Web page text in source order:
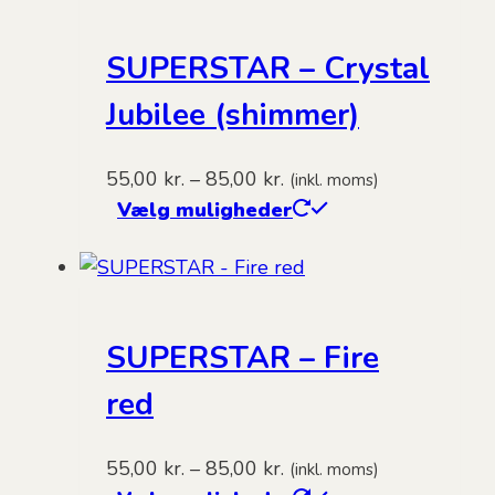
SUPERSTAR – Crystal
Jubilee (shimmer)
55,00 kr. – 85,00 kr. Prisinterval:
55,00 kr.
85,00 kr.
(inkl. moms)
Vælg muligheder
Mulighederne
varesiden
SUPERSTAR – Fire
red
55,00 kr. – 85,00 kr. Prisinterval:
(inkl. moms)